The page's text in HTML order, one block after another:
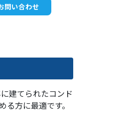
問い合わせ
建てられたコンド
方に最適です。